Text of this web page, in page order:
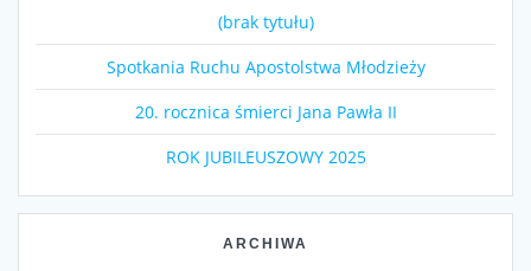
(brak tytułu)
Spotkania Ruchu Apostolstwa Młodzieży
20. rocznica śmierci Jana Pawła II
ROK JUBILEUSZOWY 2025
ARCHIWA